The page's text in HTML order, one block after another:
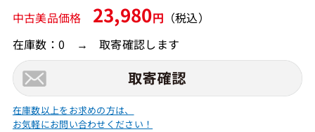
中古美品価格 23,980円 （税込）
在庫数：0 → 取寄確認します
在庫数以上をお求めの方は、
お気軽にお問い合わせください！